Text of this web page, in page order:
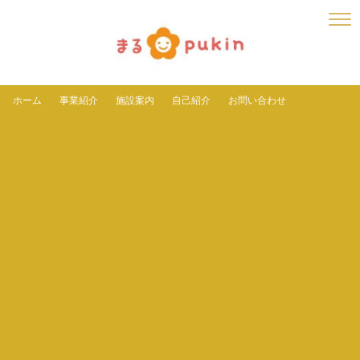
ホーム 事業紹介 施設案内 自己紹介 お問い合わせ